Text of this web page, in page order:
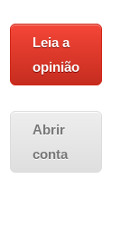
Leia a
opinião
Abrir
conta